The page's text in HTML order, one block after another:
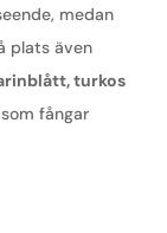
medan
plats även
turkos
fångar